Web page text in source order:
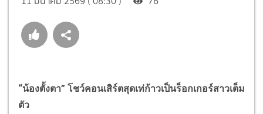
“น้องตั้งตา” โชว์คอนเสิร์ตสุดเท่ก้าวเป็นร็อกเกอร์สาวเต็ม
ตัว